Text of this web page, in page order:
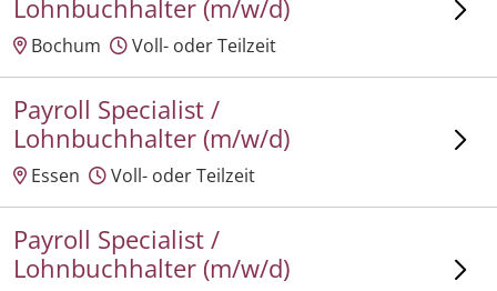
Lohnbuchhalter (m/w/d)
Bochum Voll- oder Teilzeit
Payroll Specialist /
Lohnbuchhalter (m/w/d)
Essen Voll- oder Teilzeit
Payroll Specialist /
Lohnbuchhalter (m/w/d)